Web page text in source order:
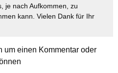
je nach Aufkommen, zu
kann. Vielen Dank für Ihr
um einen Kommentar oder